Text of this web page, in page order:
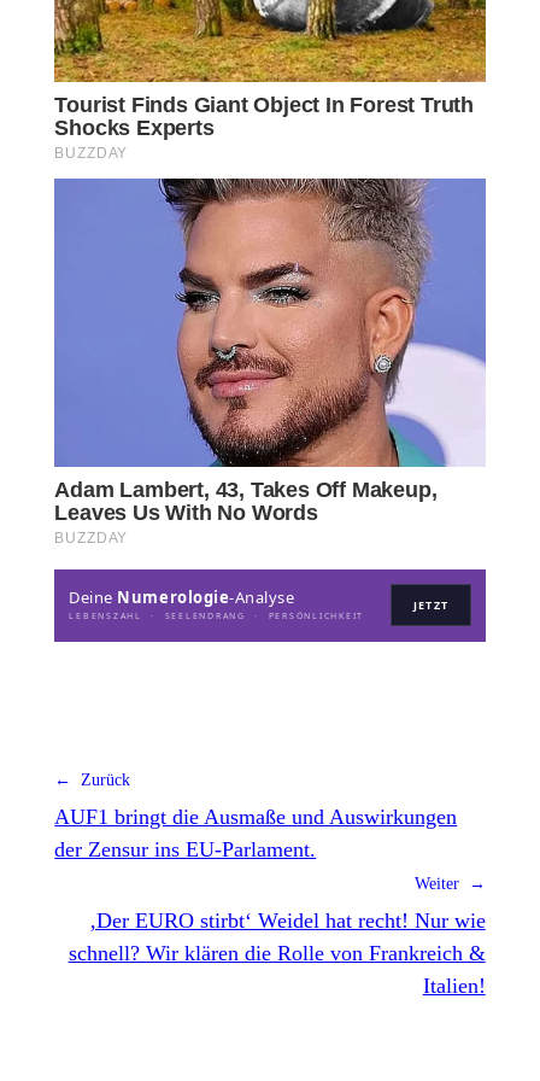
Deine Numerologie-Analyse
LEBENSZAHL · SEELENDRANG · PERSÖNLICHKEIT
JETZT
← Zurück
AUF1 bringt die Ausmaße und Auswirkungen
der Zensur ins EU-Parlament.
Weiter →
‚Der EURO stirbt‘ Weidel hat recht! Nur wie
schnell? Wir klären die Rolle von Frankreich &
Italien!